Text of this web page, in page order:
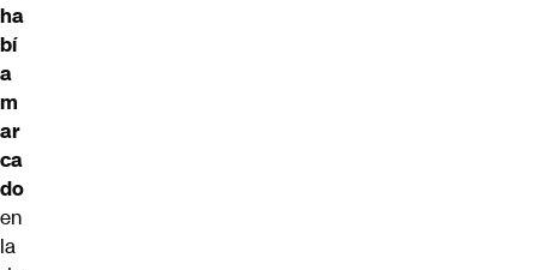
ha
bí
a
m
ar
ca
do
en
la